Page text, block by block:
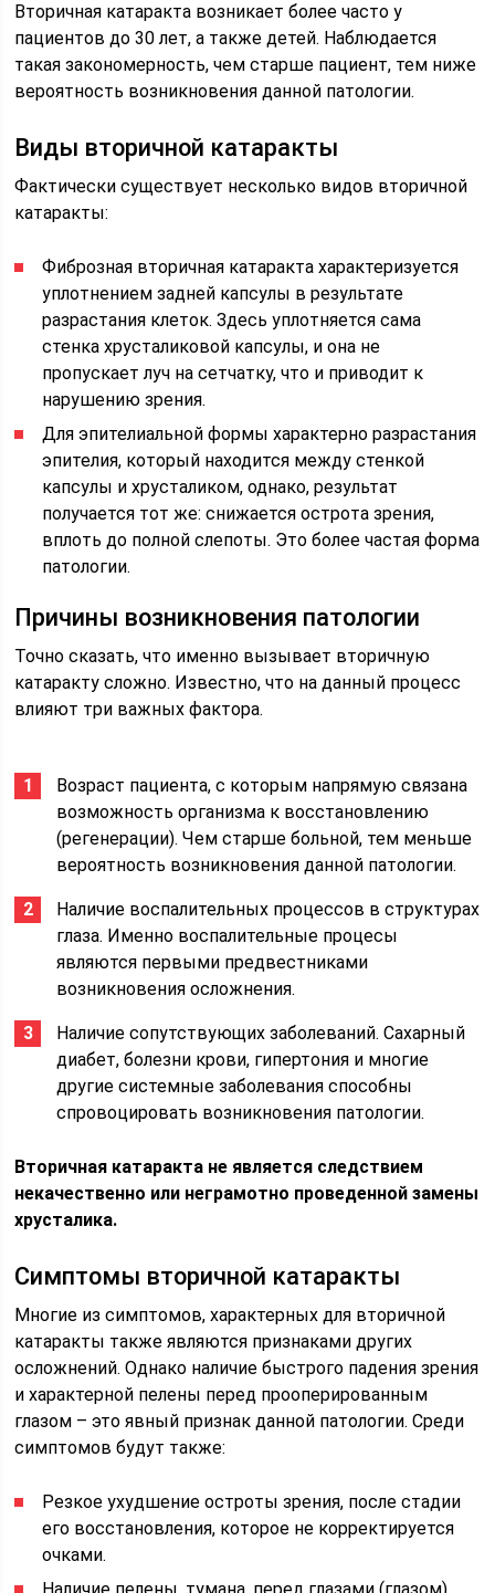
Вторичная катаракта возникает более часто у
пациентов до 30 лет, а также детей. Наблюдается
такая закономерность, чем старше пациент, тем ниже
вероятность возникновения данной патологии.
Виды вторичной катаракты
Фактически существует несколько видов вторичной
катаракты:
Фиброзная вторичная катаракта характеризуется
уплотнением задней капсулы в результате
разрастания клеток. Здесь уплотняется сама
стенка хрусталиковой капсулы, и она не
пропускает луч на сетчатку, что и приводит к
нарушению зрения.
Для эпителиальной формы характерно разрастания
эпителия, который находится между стенкой
капсулы и хрусталиком, однако, результат
получается тот же: снижается острота зрения,
вплоть до полной слепоты. Это более частая форма
патологии.
Причины возникновения патологии
Точно сказать, что именно вызывает вторичную
катаракту сложно. Известно, что на данный процесс
влияют три важных фактора.
Возраст пациента, с которым напрямую связана
возможность организма к восстановлению
(регенерации). Чем старше больной, тем меньше
вероятность возникновения данной патологии.
Наличие воспалительных процессов в структурах
глаза. Именно воспалительные процесы
являются первыми предвестниками
возникновения осложнения.
Наличие сопутствующих заболеваний. Сахарный
диабет, болезни крови, гипертония и многие
другие системные заболевания способны
спровоцировать возникновения патологии.
Вторичная катаракта не является следствием
некачественно или неграмотно проведенной замены
хрусталика.
Симптомы вторичной катаракты
Многие из симптомов, характерных для вторичной
катаракты также являются признаками других
осложнений. Однако наличие быстрого падения зрения
и характерной пелены перед прооперированным
глазом – это явный признак данной патологии. Среди
симптомов будут также:
Резкое ухудшение остроты зрения, после стадии
его восстановления, которое не корректируется
очками.